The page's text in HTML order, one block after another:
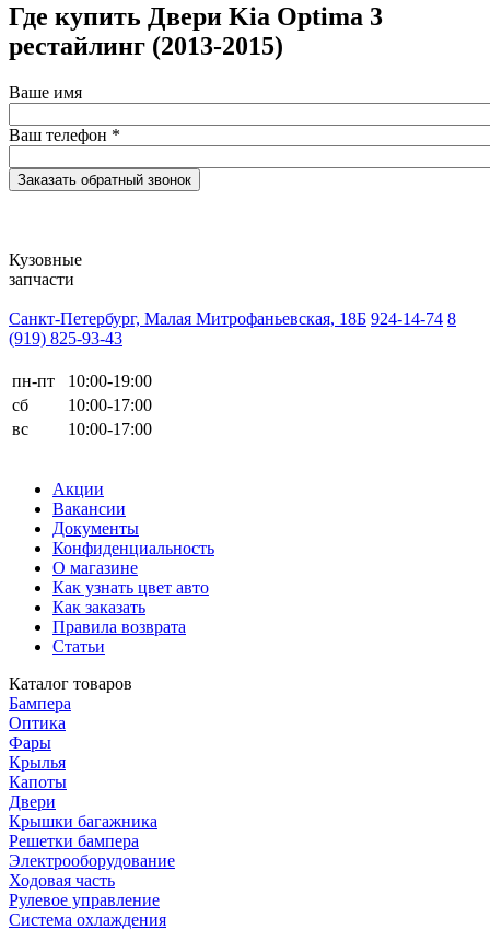
Где купить Двери Kia Optima 3
рестайлинг (2013-2015)
Ваше имя
Ваш телефон *
Кузовные
запчасти
Санкт-Петербург, Малая Митрофаньевская, 18Б 924-14-74 8
(919) 825-93-43
пн-пт
10:00-19:00
сб
10:00-17:00
вс
10:00-17:00
Акции
Вакансии
Документы
Конфиденциальность
О магазине
Как узнать цвет авто
Как заказать
Правила возврата
Статьи
Каталог товаров
Бампера
Оптика
Фары
Крылья
Капоты
Двери
Крышки багажника
Решетки бампера
Электрооборудование
Ходовая часть
Рулевое управление
Система охлаждения